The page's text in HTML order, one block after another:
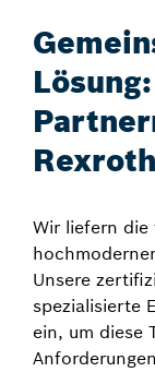
Rexroth
Wir liefern die
Unsere
spezialisierte
ein, um diese